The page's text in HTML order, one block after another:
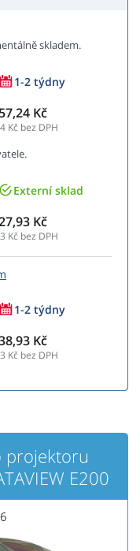
skladem.
1-2 týdny
Kč
Kč bez DPH
Externí sklad
Kč
Kč bez DPH
1-2 týdny
Kč
Kč bez DPH
projektoru
E200